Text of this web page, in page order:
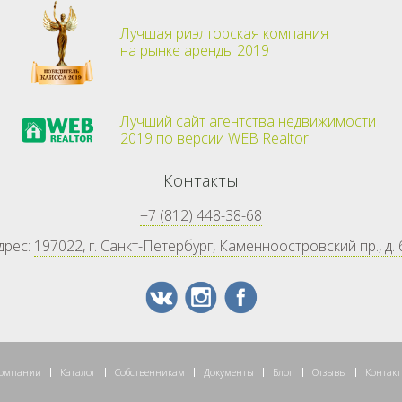
Лучшая риэлторская компания
на рынке аренды 2019
Лучший сайт агентства недвижимости
2019 по версии WEB Realtor
Контакты
+7 (812) 448-38-68
197022, г. Санкт-Петербург, Каменноостровский пр., д.
Каталог Собственникам Документы Блог Отзывы